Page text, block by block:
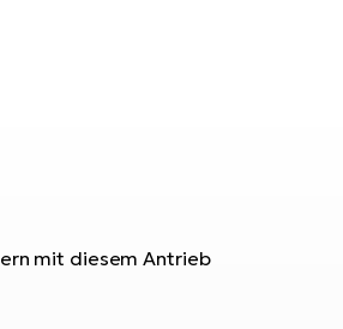
mit diesem Antrieb